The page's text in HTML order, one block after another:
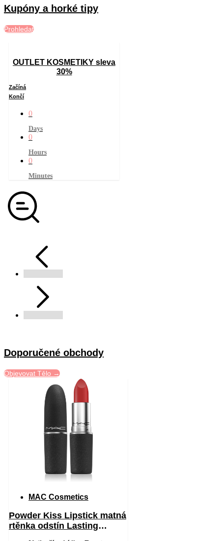
Kupóny a horké tipy
Prohledat
OUTLET KOSMETIKY sleva
30%
Začíná
Končí
0
Days
0
Hours
0
Minutes
Doporučené obchody
Objevovat Tělo →
MAC Cosmetics
Powder Kiss Lipstick matná
rtěnka odstín Lasting